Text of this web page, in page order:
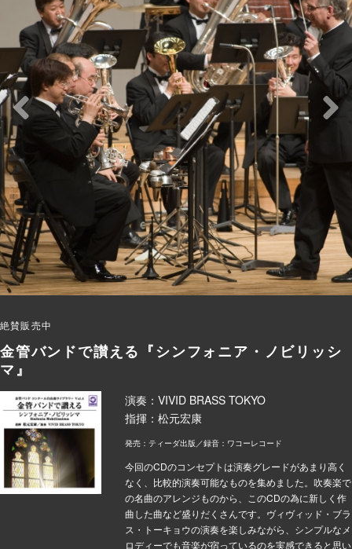
絶賛販売中
金管バンドで讃える『シンフォニア・ノビリッシ
マ』
演奏：VIVID BRASS TOKYO
指揮：松元宏康
発売：ティーダ出版／録音：ワコーレコード
今回のCDのコンセプトは演奏グレードがあまり高く
なく、比較的演奏可能なものを集めました。吹奏楽で
の名曲のアレンジものから、このCDの為に新しく作
曲した曲など盛りだくさんです。ヴィヴィッド・ブラ
ス・トーキョウの演奏を楽しみながら、シンプルなメ
ロディーでも音楽が宿っているのを実感できると思い